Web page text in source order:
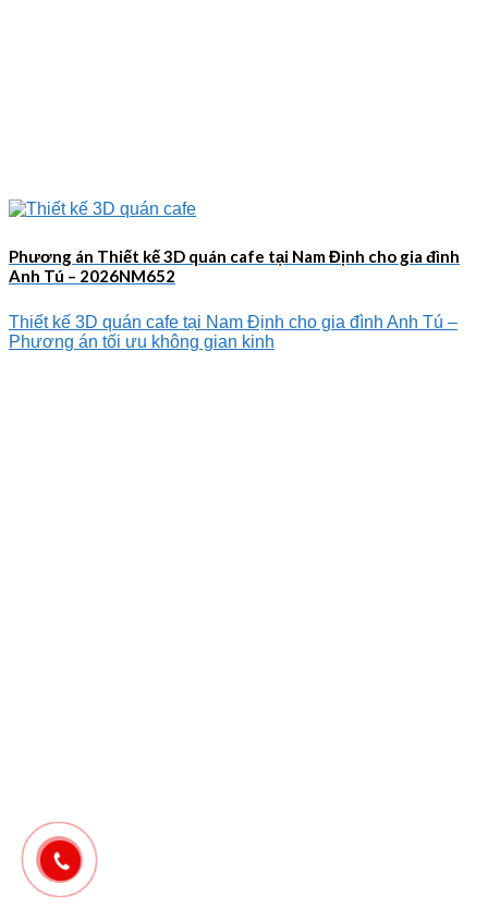
Phương án Thiết kế 3D quán cafe tại Nam Định cho gia đình
Anh Tú – 2026NM652
Thiết kế 3D quán cafe tại Nam Định cho gia đình Anh Tú –
Phương án tối ưu không gian kinh